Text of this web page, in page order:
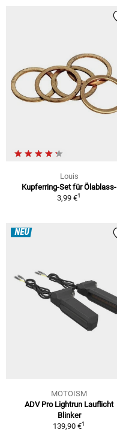
Louis
Kupferring-Set für Ölablass-
3,99 €1
NEU
MOTOISM
ADV Pro Lightrun Lauflicht
Blinker
139,90 €1